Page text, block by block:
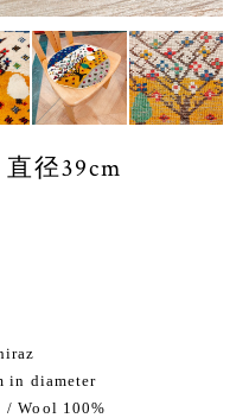
径39cm
in diameter
/ Wool 100%